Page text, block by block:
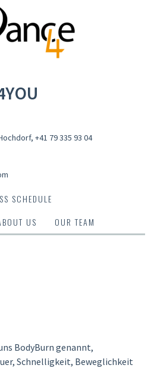
, +41 79 335 93 04
SCHEDULE
US OUR TEAM
BodyBurn genannt,
Schnelligkeit, Beweglichkeit